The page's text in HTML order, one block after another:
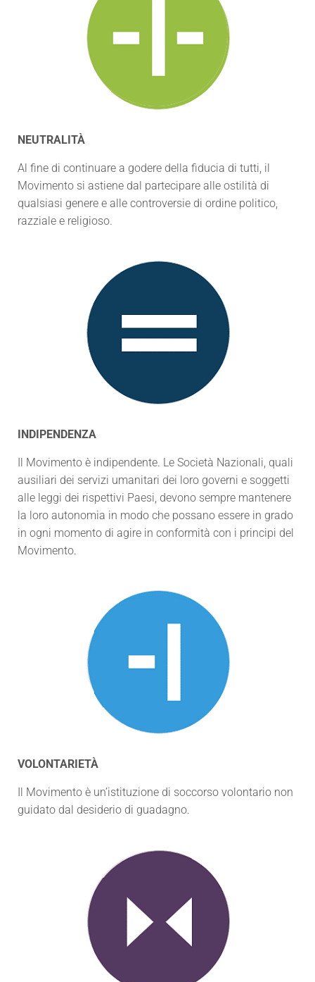
NEUTRALITÀ
Al fine di continuare a godere della fiducia di tutti, il
Movimento si astiene dal partecipare alle ostilità di
qualsiasi genere e alle controversie di ordine politico,
razziale e religioso.
INDIPENDENZA
Il Movimento è indipendente. Le Società Nazionali, quali
ausiliari dei servizi umanitari dei loro governi e soggetti
alle leggi dei rispettivi Paesi, devono sempre mantenere
la loro autonomia in modo che possano essere in grado
in ogni momento di agire in conformità con i principi del
Movimento.
VOLONTARIETÀ
Il Movimento è un’istituzione di soccorso volontario non
guidato dal desiderio di guadagno.